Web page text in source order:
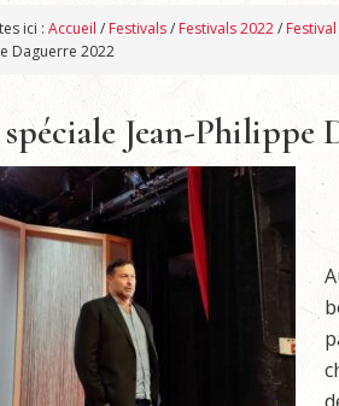
ici : Accueil / Festivals/ Festivals 2022/
Daguerre 2022
spéciale Jean-Philippe